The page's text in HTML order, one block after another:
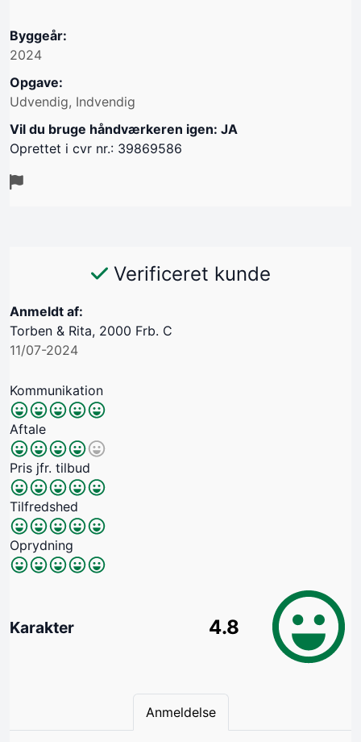
Byggeår:
2024
Opgave:
Udvendig, Indvendig
Vil du bruge håndværkeren igen: JA
Oprettet i cvr nr.: 39869586
Verificeret kunde
Anmeldt af:
Torben & Rita, 2000 Frb. C
11/07-2024
Kommunikation
Aftale
Pris jfr. tilbud
Tilfredshed
Oprydning
Karakter 4.8
Anmeldelse